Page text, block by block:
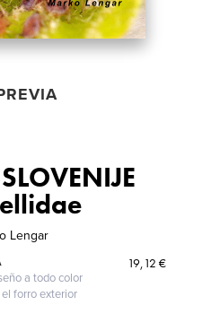
Lengar
a todo color
forro exterior
19,12 €